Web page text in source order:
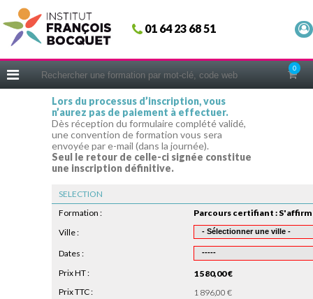
01 64 23 68 51
0
Fermer
ACCUEIL
CERIFICATIONS
INTRAS | SUR-MESURE
COACHING
EN PRATIQUE
CONSEILS MICRO-COACHING
PODCAST
WEBINAIRES
QUESTIONNAIRE GRATUIT
Lors du processus d’inscription, vous
n’aurez pas de paiement à effectuer.
Dès réception du formulaire complété validé,
une convention de formation vous sera
envoyée par e-mail (dans la journée).
Seul le retour de celle-ci signée constitue
une inscription définitive.
Formation :
Ville :
Dates :
Prix HT :
1 580,00 €
Prix TTC :
1 896,00 €
SELECTION